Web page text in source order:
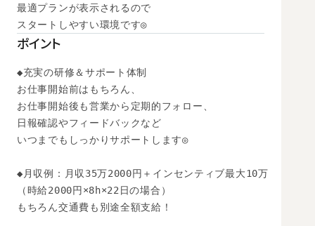
最適プランが表示されるので
スタートしやすい環境です◎
ポイント
◆充実の研修＆サポート体制
お仕事開始前はもちろん、
お仕事開始後も営業から定期的フォロー、
日報確認やフィードバックなど
いつまでもしっかりサポートします◎
◆月収例：月収35万2000円＋インセンティブ最大10万
（時給2000円×8h×22日の場合）
もちろん交通費も別途全額支給！